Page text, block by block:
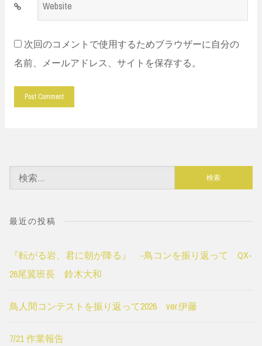
Website
次回のコメントで使用するためブラウザーに自分の
名前、メールアドレス、サイトを保存する。
索:
最近の投稿
『転がる岩、君に朝が降る』 -鳥コンを振り返って QX-
26尾翼班長 鈴木大和
鳥人間コンテストを振り返って2026 ver.伊藤
7/21 作業報告